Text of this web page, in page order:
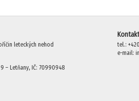
leteckých nehod
– Letňany, IČ: 70990948
tel.:
e-mail: